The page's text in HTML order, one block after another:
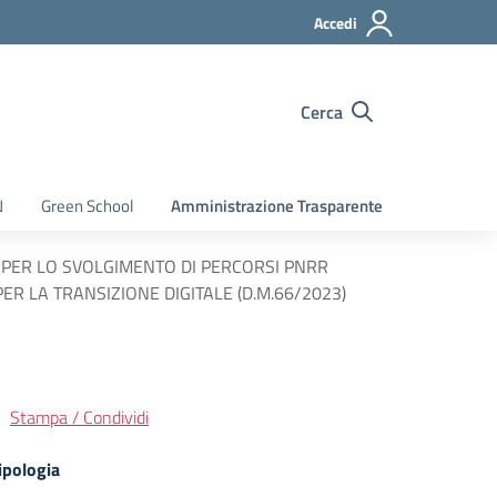
Accedi
Cerca
Green School Amministrazione Trasparente
LO SVOLGIMENTO DI PERCORSI PNRR
LA TRANSIZIONE DIGITALE (D.M.66/2023)
Stampa / Condividi